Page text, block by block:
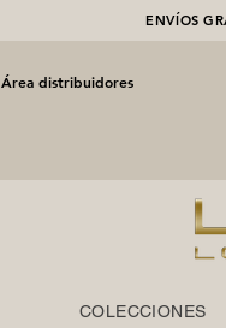
ENVÍOS
Área distribuidores
COLECCIONES